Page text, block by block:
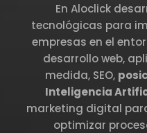
En Aloclick
tecnológicas para
empresas en el
desarrollo web,
medida, SEO,
Inteligencia
marketing digital
optimizar